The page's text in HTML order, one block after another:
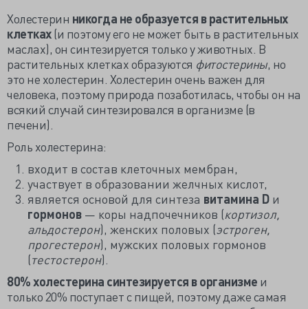
Холестерин никогда не образуется в растительных
клетках(и поэтому его не может быть в растительных
маслах), он синтезируется только у животных. В
растительных клетках образуются фитостерины, но
это не холестерин. Холестерин очень важен для
человека, поэтому природа позаботилась, чтобы он на
всякий случай синтезировался в организме (в
печени).
Роль холестерина:
входит в состав клеточных мембран,
участвует в образовании желчных кислот,
является основой для синтеза витамина D и
гормонов — коры надпочечников (кортизол,
альдостерон), женских половых (эстроген,
прогестерон), мужских половых гормонов
(тестостерон).
80% холестерина синтезируется в организме и
только 20% поступает с пищей, поэтому даже самая